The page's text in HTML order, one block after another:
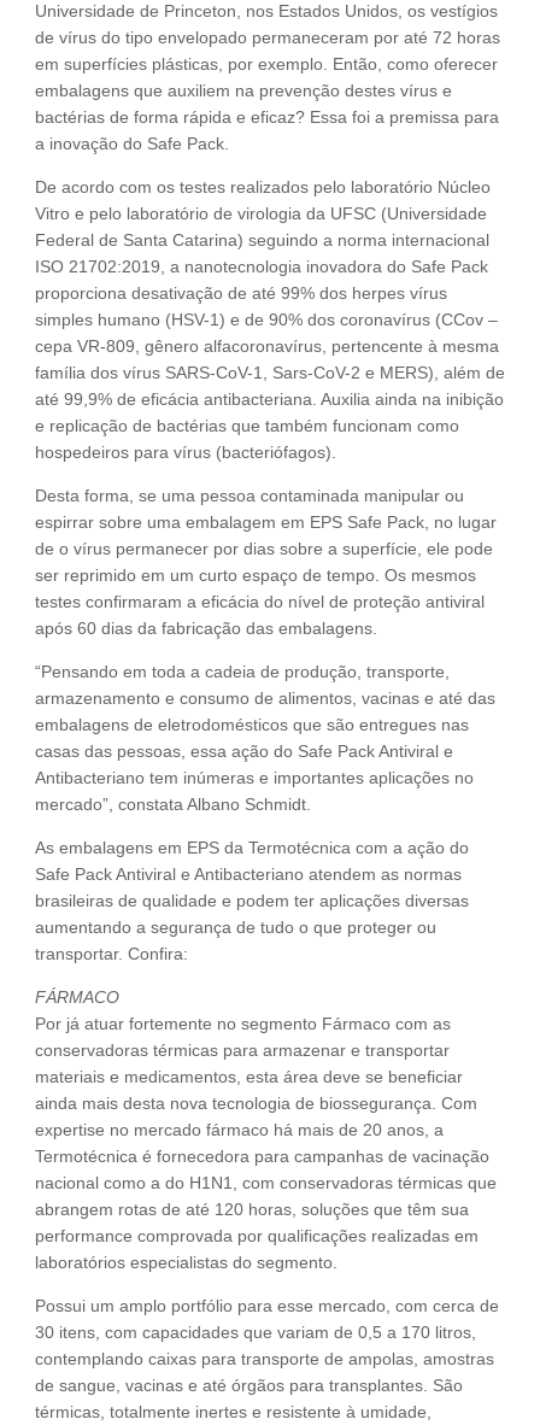
Universidade de Princeton, nos Estados Unidos, os vestígios
de vírus do tipo envelopado permaneceram por até 72 horas
em superfícies plásticas, por exemplo. Então, como oferecer
embalagens que auxiliem na prevenção destes vírus e
bactérias de forma rápida e eficaz? Essa foi a premissa para
a inovação do Safe Pack.
De acordo com os testes realizados pelo laboratório Núcleo
Vitro e pelo laboratório de virologia da UFSC (Universidade
Federal de Santa Catarina) seguindo a norma internacional
ISO 21702:2019, a nanotecnologia inovadora do Safe Pack
proporciona desativação de até 99% dos herpes vírus
simples humano (HSV-1) e de 90% dos coronavírus (CCov –
cepa VR-809, gênero alfacoronavírus, pertencente à mesma
família dos vírus SARS-CoV-1, Sars-CoV-2 e MERS), além de
até 99,9% de eficácia antibacteriana. Auxilia ainda na inibição
e replicação de bactérias que também funcionam como
hospedeiros para vírus (bacteriófagos).
Desta forma, se uma pessoa contaminada manipular ou
espirrar sobre uma embalagem em EPS Safe Pack, no lugar
de o vírus permanecer por dias sobre a superfície, ele pode
ser reprimido em um curto espaço de tempo. Os mesmos
testes confirmaram a eficácia do nível de proteção antiviral
após 60 dias da fabricação das embalagens.
“Pensando em toda a cadeia de produção, transporte,
armazenamento e consumo de alimentos, vacinas e até das
embalagens de eletrodomésticos que são entregues nas
casas das pessoas, essa ação do Safe Pack Antiviral e
Antibacteriano tem inúmeras e importantes aplicações no
mercado”, constata Albano Schmidt.
As embalagens em EPS da Termotécnica com a ação do
Safe Pack Antiviral e Antibacteriano atendem as normas
brasileiras de qualidade e podem ter aplicações diversas
aumentando a segurança de tudo o que proteger ou
transportar. Confira:
FÁRMACO
Por já atuar fortemente no segmento Fármaco com as
conservadoras térmicas para armazenar e transportar
materiais e medicamentos, esta área deve se beneficiar
ainda mais desta nova tecnologia de biossegurança. Com
expertise no mercado fármaco há mais de 20 anos, a
Termotécnica é fornecedora para campanhas de vacinação
nacional como a do H1N1, com conservadoras térmicas que
abrangem rotas de até 120 horas, soluções que têm sua
performance comprovada por qualificações realizadas em
laboratórios especialistas do segmento.
Possui um amplo portfólio para esse mercado, com cerca de
30 itens, com capacidades que variam de 0,5 a 170 litros,
contemplando caixas para transporte de ampolas, amostras
de sangue, vacinas e até órgãos para transplantes. São
térmicas, totalmente inertes e resistente à umidade,